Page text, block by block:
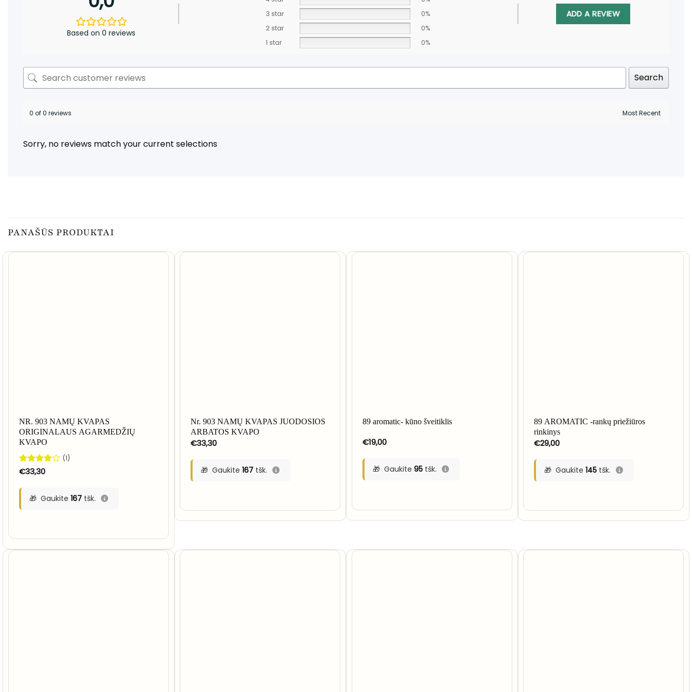
Based on 0 reviews
3 star
0%
2 star
0%
1 star
0%
ADD A REVIEW
Search
0 of 0 reviews
Sorry, no reviews match your current selections
PANAŠŪS PRODUKTAI
NR. 903 NAMŲ KVAPAS
ORIGINALAUS AGARMEDŽIŲ
KVAPO
Įvertinimas:
iš 5
(1)
€33,30
Gaukite 167tšk.
Nr. 903 NAMŲ KVAPAS JUODOSIOS
ARBATOS KVAPO
€33,30
Gaukite167 tšk.
89 aromatic- kūno šveitiklis
€19,00
Gaukite 95tšk.
89 AROMATIC -rankų priežiūros
rinkinys
€29,00
Gaukite145 tšk.